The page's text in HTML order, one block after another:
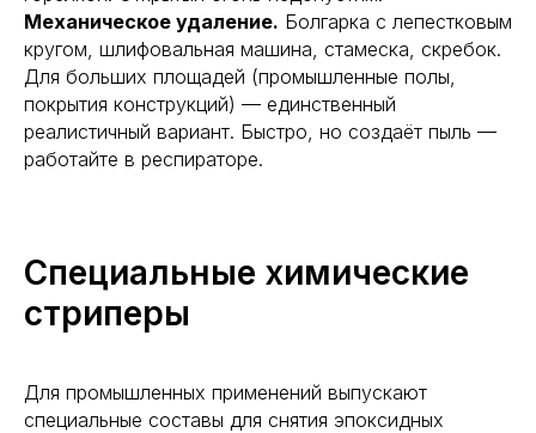
Механическое удаление. Болгарка с лепестковым
кругом, шлифовальная машина, стамеска, скребок.
Для больших площадей (промышленные полы,
покрытия конструкций) — единственный
реалистичный вариант. Быстро, но создаёт пыль —
работайте в респираторе.
Специальные химические
стриперы
Для промышленных применений выпускают
специальные составы для снятия эпоксидных